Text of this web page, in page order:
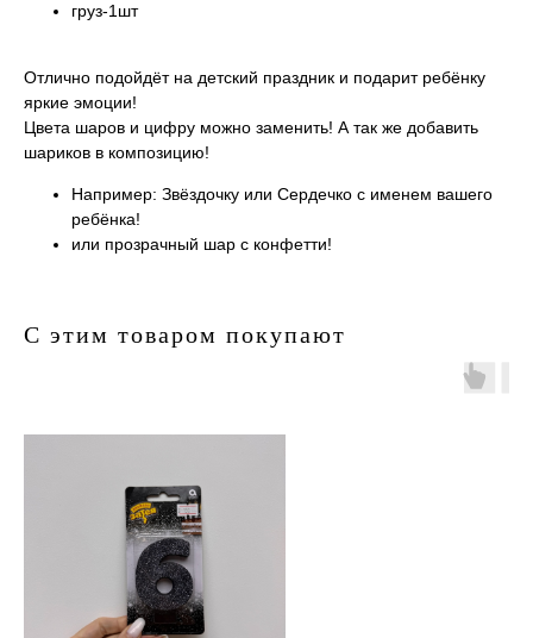
груз-1шт
Отлично подойдёт на детский праздник и подарит ребёнку
яркие эмоции!
Цвета шаров и цифру можно заменить! А так же добавить
шариков в композицию!
Например: Звёздочку или Сердечко с именем вашего
ребёнка!
или прозрачный шар с конфетти!
С этим товаром покупают